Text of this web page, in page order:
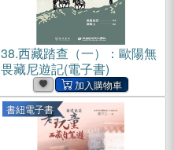
38.西藏踏查（一）：歐陽無
畏藏尼遊記(電子書)
書紐電子書